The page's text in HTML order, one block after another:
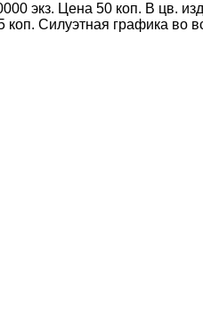
экз. Цена 50 коп. В цв.
Силуэтная графика во